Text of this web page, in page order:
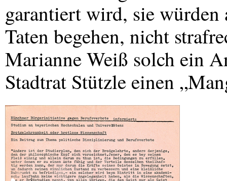
garantiert wird, sie würden
Taten begehen, nicht
Marianne Weiß solch ein
Stadtrat Stützle einen